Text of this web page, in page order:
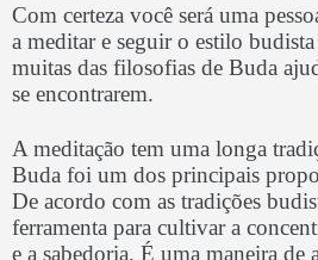
Com certeza você será uma
a meditar e seguir o estilo
muitas das filosofias de Buda
se encontrarem.
A meditação tem uma longa
Buda foi um dos principais
De acordo com as tradições
ferramenta para cultivar a
e a sabedoria. É uma maneira de